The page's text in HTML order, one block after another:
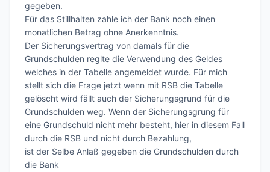
gegeben.
Für das Stillhalten zahle ich der Bank noch einen
monatlichen Betrag ohne Anerkenntnis.
Der Sicherungsvertrag von damals für die
Grundschulden reglte die Verwendung des Geldes
welches in der Tabelle angemeldet wurde. Für mich
stellt sich die Frage jetzt wenn mit RSB die Tabelle
gelöscht wird fällt auch der Sicherungsgrund für die
Grundschulden weg. Wenn der Sicherungsgrung für
eine Grundschuld nicht mehr besteht, hier in diesem Fall
durch die RSB und nicht durch Bezahlung,
ist der Selbe Anlaß gegeben die Grundschulden durch
die Bank